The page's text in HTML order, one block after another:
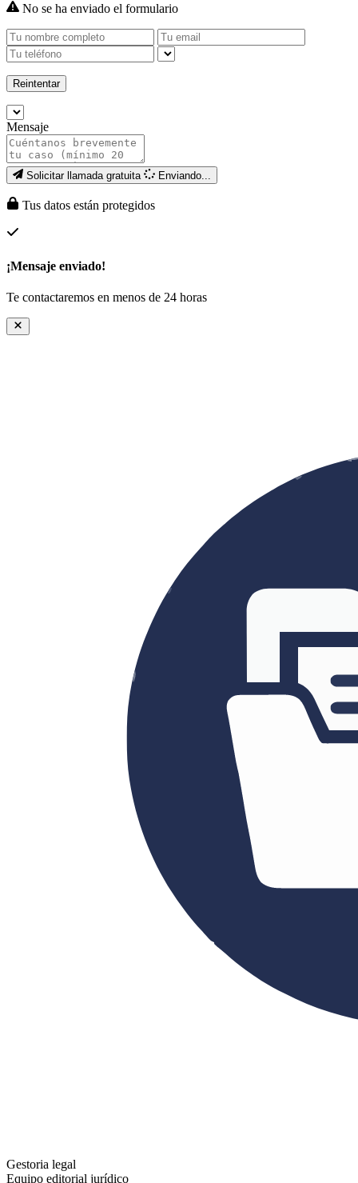
No se ha enviado el formulario
Reintentar
Mensaje
Solicitar llamada gratuita Enviando...
Tus datos están protegidos
¡Mensaje enviado!
Te contactaremos en menos de 24 horas
Gestoria legal
Equipo editorial jurídico